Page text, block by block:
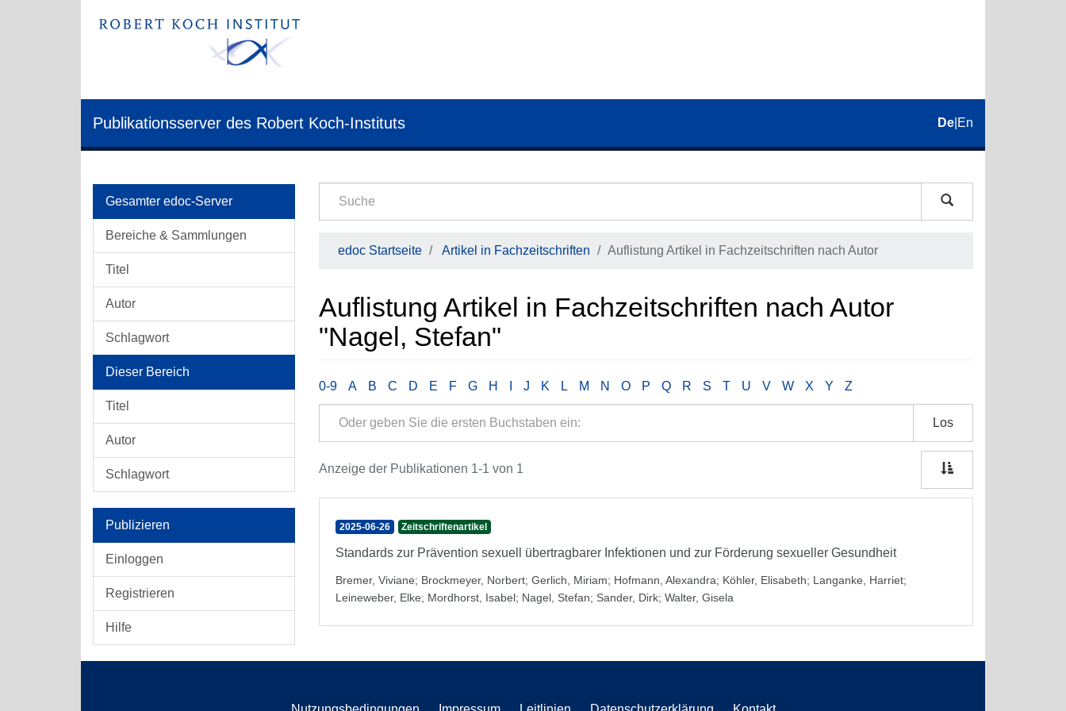
Publikationsserver des Robert Koch-Instituts De En
Gesamter edoc-Server
Bereiche & Sammlungen
Titel
Autor
Schlagwort
Dieser Bereich
Titel
Autor
Schlagwort
Publizieren
Einloggen
Registrieren
Hilfe
edoc Startseite Artikel in Fachzeitschriften Auflistung Artikel in Fachzeitschriften nach Autor
Auflistung Artikel in Fachzeitschriften nach Autor
"Nagel, Stefan"
0-9 A B C D E F G H J K L M N O P Q R S T U V W X Y Z
Los
Anzeige der Publikationen 1-1 von 1
2025-06-26 Zeitschriftenartikel
Standards zur Prävention sexuell übertragbarer Infektionen und zur Förderung sexueller Gesundheit
Bremer, Viviane; Brockmeyer, Norbert; Gerlich, Miriam; Hofmann, Alexandra; Köhler, Elisabeth; Langanke, Harriet;
Leineweber, Elke; Mordhorst, Isabel; Nagel, Stefan; Sander, Dirk; Walter, Gisela